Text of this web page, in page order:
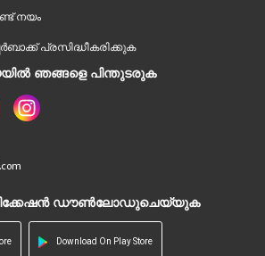
നയം
പ്രസിദ്ധീകരിക്കുക
ഞങ്ങളെ പിന്തുടരുക
ഡൗൺലോഡുചെയ്യുക
Download On Play Store